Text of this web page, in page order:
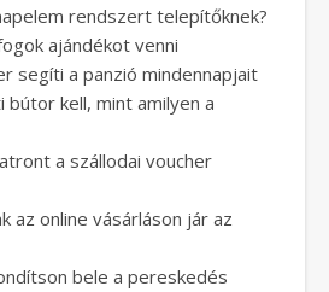
rendszert telepítőknek?
ajándékot venni
segíti a panzió mindennapjait
bútor kell, mint amilyen a
a szállodai voucher
az online vásárláson jár az
bele a pereskedés